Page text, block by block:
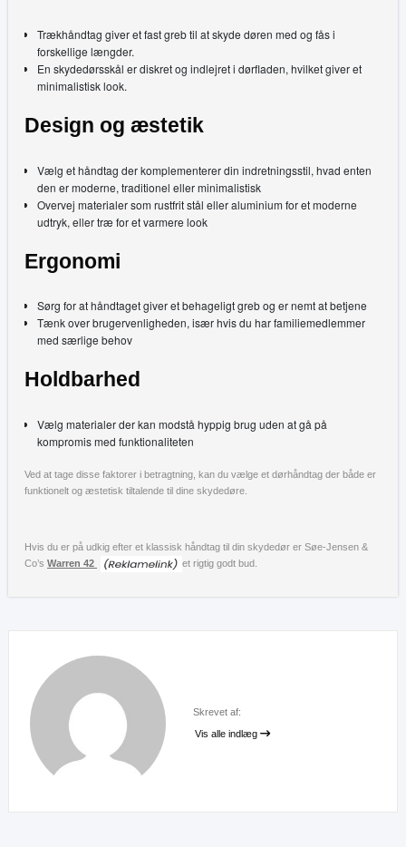
Trækhåndtag giver et fast greb til at skyde døren med og fås i
forskellige længder.
En skydedørsskål er diskret og indlejret i dørfladen, hvilket giver et
minimalistisk look.
Design og æstetik
Vælg et håndtag der komplementerer din indretningsstil, hvad enten
den er moderne, traditionel eller minimalistisk
Overvej materialer som rustfrit stål eller aluminium for et moderne
udtryk, eller træ for et varmere look
Ergonomi
Sørg for at håndtaget giver et behageligt greb og er nemt at betjene
Tænk over brugervenligheden, især hvis du har familiemedlemmer
med særlige behov
Holdbarhed
Vælg materialer der kan modstå hyppig brug uden at gå på
kompromis med funktionaliteten
Ved at tage disse faktorer i betragtning, kan du vælge et dørhåndtag der både er
funktionelt og æstetisk tiltalende til dine skydedøre.
Hvis du er på udkig efter et klassisk håndtag til din skydedør er Søe-Jensen &
Co’s Warren 42 et rigtig godt bud.
Skrevet af:
Vis alle indlæg